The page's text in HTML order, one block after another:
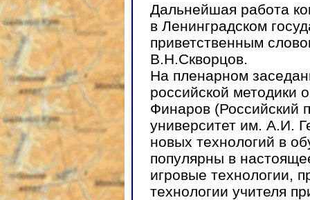
Дальнейшая работа
в Ленинградском
приветственным
В.Н.Скворцов.
На пленарном
российской методики
Финаров (Российский
университет им. А.И.
новых технологий в
популярны в
игровые технологии,
технологии учителя